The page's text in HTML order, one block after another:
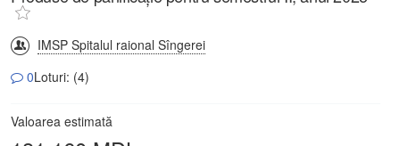
IMSP Spitalul raional Sîngerei
0Loturi: (4)
Valoarea estimată